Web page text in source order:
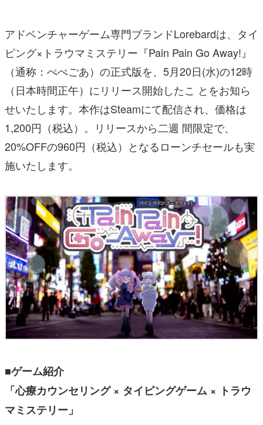
アドベンチャーゲーム専門ブランドLorebardは、タイ
ピング×トラウマミステリー『Pain Pain Go Away!』
（通称：ぺぺごあ）の正式版を、5月20日(水)の12時
（日本時間正午）にリリース開始したこ とをお知ら
せいたします。本作はSteamにて配信され、価格は
1,200円（税込）。リリースから二週 間限定で、
20%OFFの960円（税込）となるローンチセールも実
施いたします。
■ゲーム紹介
「心療カウンセリング × タイピングゲーム × トラウ
マミステリー」